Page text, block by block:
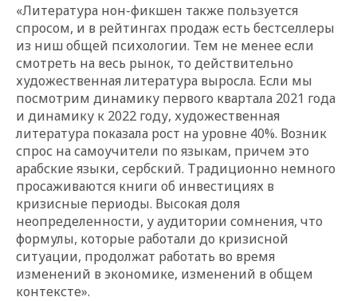
«Литература нон-фикшен также пользуется
спросом, и в рейтингах продаж есть бестселлеры
из ниш общей психологии. Тем не менее если
смотреть на весь рынок, то действительно
художественная литература выросла. Если мы
посмотрим динамику первого квартала 2021 года
и динамику к 2022 году, художественная
литература показала рост на уровне 40%. Возник
спрос на самоучители по языкам, причем это
арабские языки, сербский. Традиционно немного
просаживаются книги об инвестициях в
кризисные периоды. Высокая доля
неопределенности, у аудитории сомнения, что
формулы, которые работали до кризисной
ситуации, продолжат работать во время
изменений в экономике, изменений в общем
контексте».